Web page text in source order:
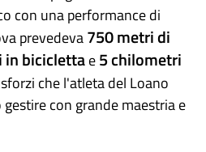
con una performance di
prevedeva750 metri di
in biciclettae5 chilometri
che l'atleta del Loano
con grande maestria e